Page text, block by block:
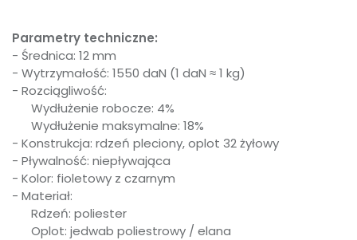
Parametry techniczne:
- Średnica: 12 mm
- Wytrzymałość: 1550 daN (1 daN ≈ 1 kg)
- Rozciągliwość:
Wydłużenie robocze: 4%
Wydłużenie maksymalne: 18%
- Konstrukcja: rdzeń pleciony, oplot 32 żyłowy
- Pływalność: niepływająca
- Kolor: fioletowy z czarnym
- Materiał:
Rdzeń: poliester
Oplot: jedwab poliestrowy / elana